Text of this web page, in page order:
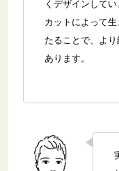
くデザインしてい
カットによって
たることで、よ
あります。